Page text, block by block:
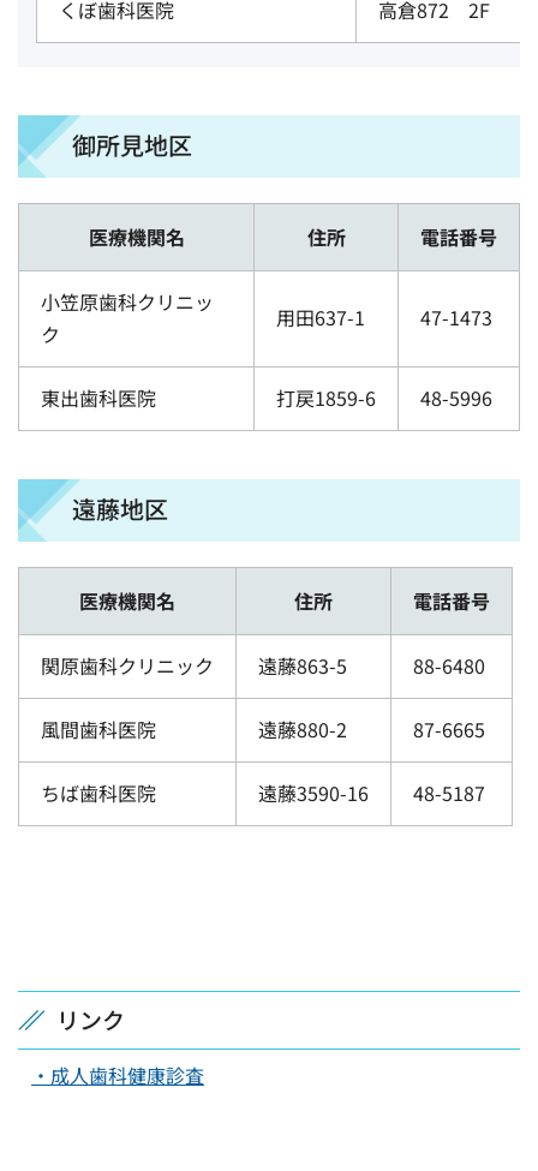
くぼ歯科医院 高倉872 2F
御所見地区
医療機関名 住所 電話番号
小笠原歯科クリニッ
ク
用田637-1 47-1473
東出歯科医院 打戻1859-6 48-5996
遠藤地区
医療機関名 住所 電話番号
関原歯科クリニック 遠藤863-5 88-6480
風間歯科医院 遠藤880-2 87-6665
ちば歯科医院 遠藤3590-16 48-5187
リンク
・成人歯科健康診査